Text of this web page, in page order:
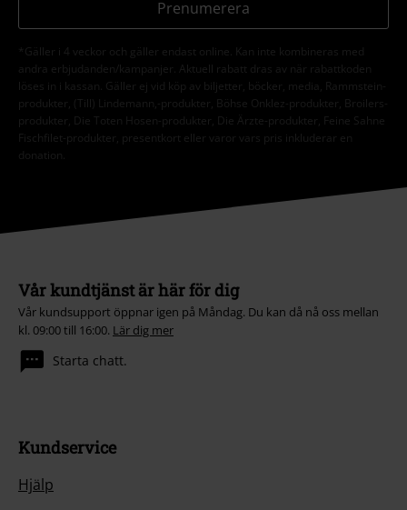
Prenumerera
*Gäller i 4 veckor och gäller endast online. Kan inte kombineras med
andra erbjudanden/kampanjer. Aktuell rabatt dras av när rabattkoden
löses in i kassan. Gäller ej vid köp av biljetter, böcker, media, Rammstein-
produkter, (Till) Lindemann,-produkter, Böhse Onklez-produkter, Broilers-
produkter, Die Toten Hosen-produkter, Die Ärzte-produkter, Feine Sahne
Fischfilet-produkter, presentkort eller varor vars pris inkluderar en
donation.
Vår kundtjänst är här för dig
Vår kundsupport öppnar igen på Måndag. Du kan då nå oss mellan
kl. 09:00 till 16:00. Lär dig mer
Starta chatt.
Kundservice
Hjälp